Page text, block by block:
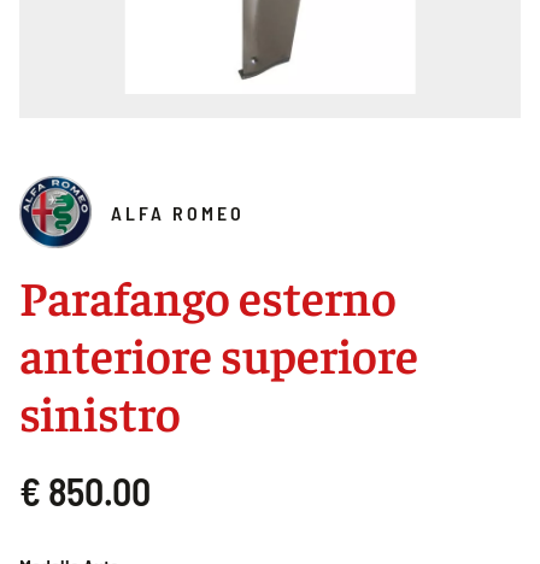
ALFA ROMEO
Parafango esterno
anteriore superiore
sinistro
€ 850.00